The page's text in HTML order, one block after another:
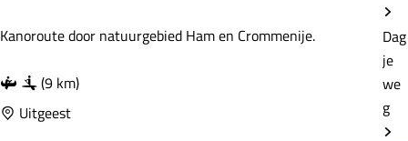
Dag
je
we
g
h
m
V
a
r
Kanoroute door natuurgebied Ham en Crommenije.
(9 km)
Uitgeest